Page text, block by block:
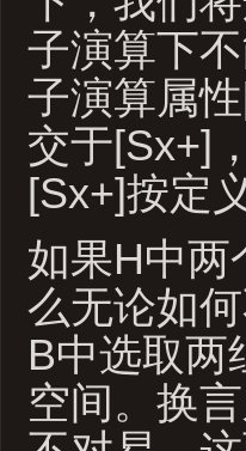
子演算下
子演算属
交于[Sx+]
[Sx+]按定
如果H中两
么无论如
B中选取两
空间。换